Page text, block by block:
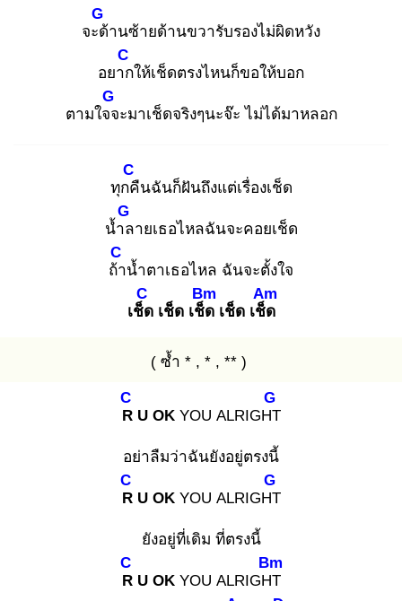
จะด้
G
านซ้ายด้านขวารับรองไม่ผิดหวัง
อยาก
C
ให้เช็ดตรงไหนก็ขอให้บอก
ตามใจจ
G
ะมาเช็ดจริงๆนะจ๊ะ ไม่ได้มาหลอก
ทุกคื
C
นฉันก็ฝันถึงแต่เรื่องเช็ด
น้ำล
G
ายเธอไหลฉันจะคอยเช็ด
ถ้า
C
น้ำตาเธอไหล ฉันจะตั้งใจ
เช็ด
C
เช็ด เช็ด
Bm
เช็ด เช็ด
Am
( ซ้ำ * , * , ** )
R
C
U OKYOU ALRIGHT
G
อย่าลืมว่าฉันยังอยู่ตรงนี้
R
C
U OKYOU ALRIGHT
G
ยังอยู่ที่เดิม ที่ตรงนี้
R
C
U OKYOU ALRIGHT
Bm